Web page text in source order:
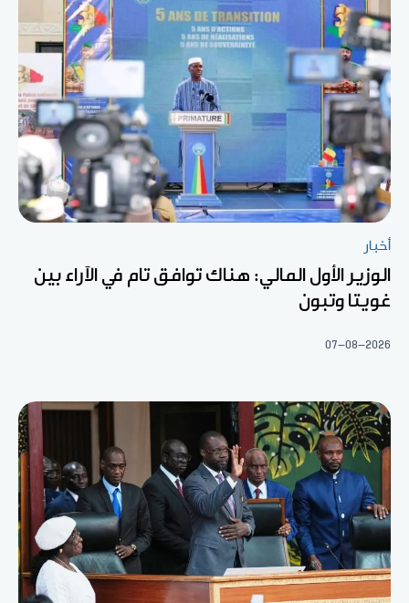
أخبار
الوزير الأول المالي: هناك توافق تام في الآراء بين
غويتا وتبون
07-08-2026